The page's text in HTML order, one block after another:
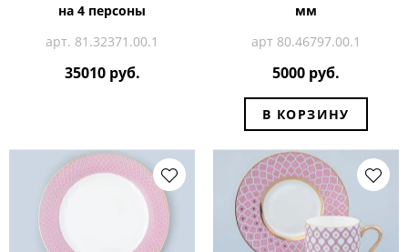
на 4 персоны
арт. 81.32371.00.1
35010 руб.
мм
арт 80.46797.00.1
5000 руб.
В КОРЗИНУ